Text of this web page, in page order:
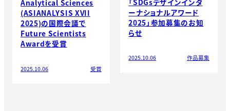
Analytical Sciences
(ASIANALYSIS XVII
2025)の国際会議で
Future Scientists
Awardを受賞
2025.10.06 受賞
ーナショナルアワード
2025」参加募集のお知
らせ
2025.10.06 作品募集